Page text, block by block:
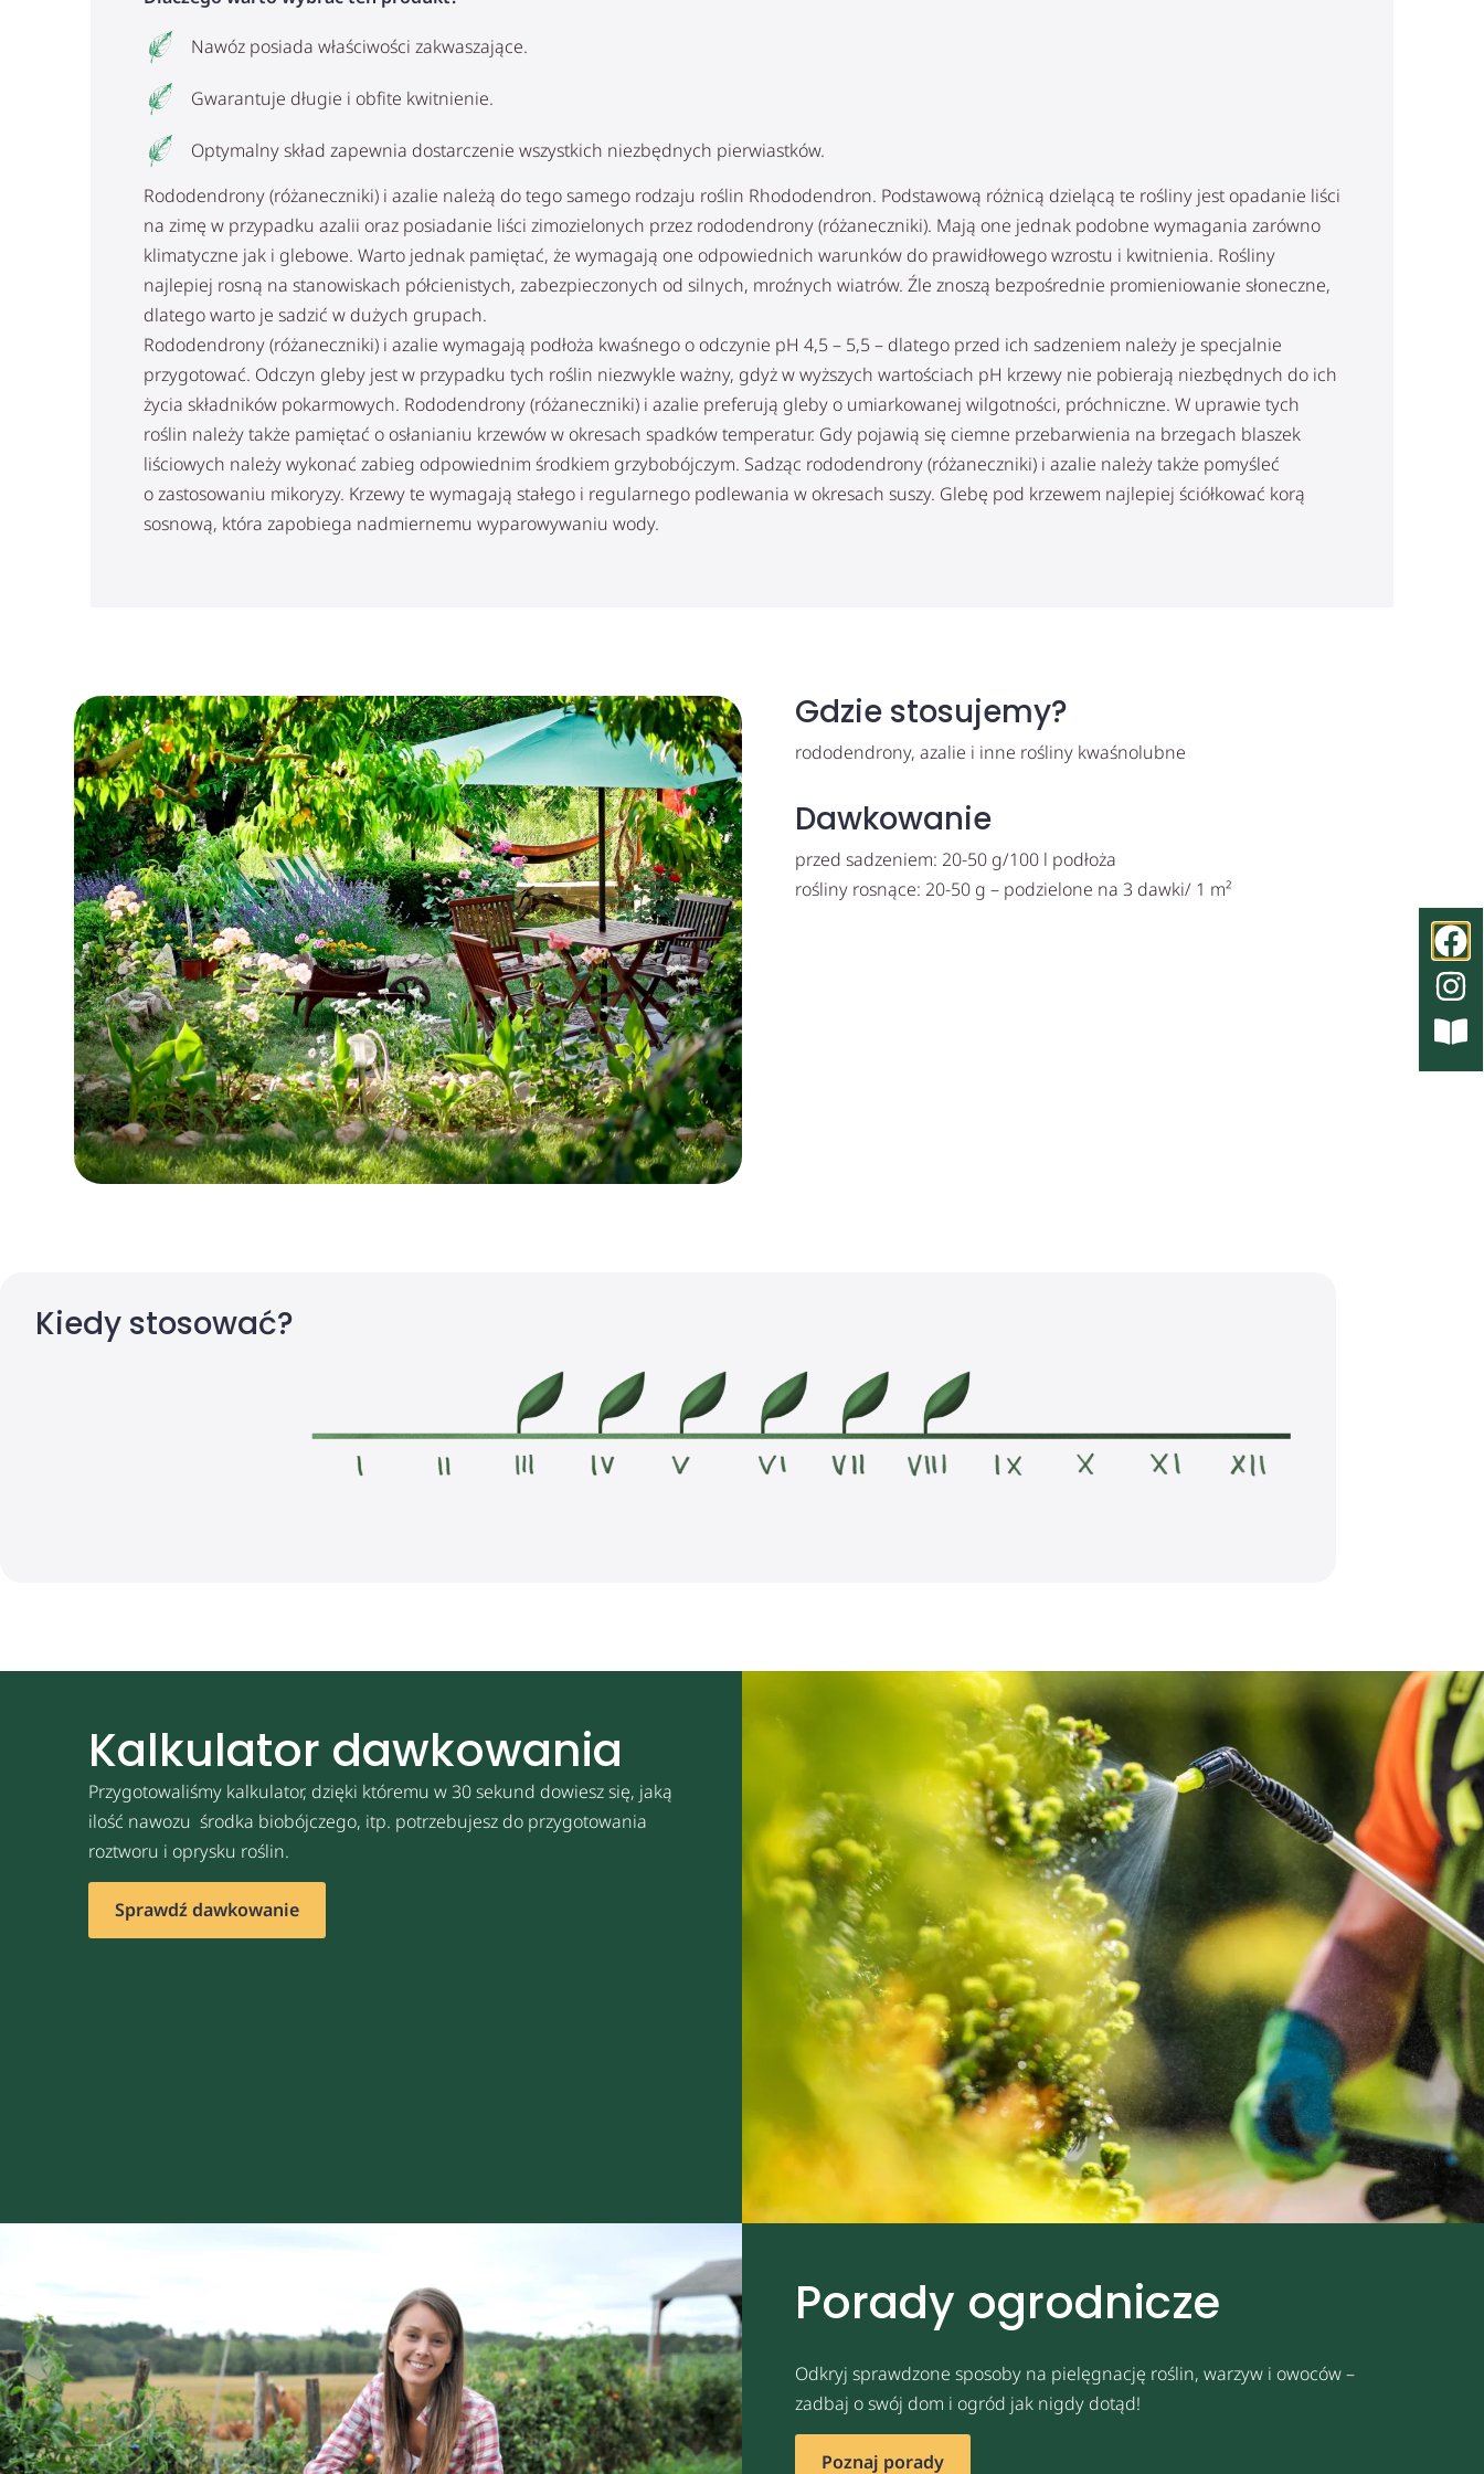
Nawóz posiada właściwości zakwaszające.
Gwarantuje długie i obfite kwitnienie.
Optymalny skład zapewnia dostarczenie wszystkich niezbędnych pierwiastków.
Rododendrony (różaneczniki) i azalie należą do tego samego rodzaju roślin Rhododendron. Podstawową różnicą dzielącą te rośliny jest opadanie liści
na zimę w przypadku azalii oraz posiadanie liści zimozielonych przez rododendrony (różaneczniki). Mają one jednak podobne wymagania zarówno
klimatyczne jak i glebowe. Warto jednak pamiętać, że wymagają one odpowiednich warunków do prawidłowego wzrostu i kwitnienia. Rośliny
najlepiej rosną na stanowiskach półcienistych, zabezpieczonych od silnych, mroźnych wiatrów. Źle znoszą bezpośrednie promieniowanie słoneczne,
dlatego warto je sadzić w dużych grupach.
Rododendrony (różaneczniki) i azalie wymagają podłoża kwaśnego o odczynie pH 4,5 – 5,5 – dlatego przed ich sadzeniem należy je specjalnie
przygotować. Odczyn gleby jest w przypadku tych roślin niezwykle ważny, gdyż w wyższych wartościach pH krzewy nie pobierają niezbędnych do ich
życia składników pokarmowych. Rododendrony (różaneczniki) i azalie preferują gleby o umiarkowanej wilgotności, próchniczne. W uprawie tych
roślin należy także pamiętać o osłanianiu krzewów w okresach spadków temperatur. Gdy pojawią się ciemne przebarwienia na brzegach blaszek
liściowych należy wykonać zabieg odpowiednim środkiem grzybobójczym. Sadząc rododendrony (różaneczniki) i azalie należy także pomyśleć
o zastosowaniu mikoryzy. Krzewy te wymagają stałego i regularnego podlewania w okresach suszy. Glebę pod krzewem najlepiej ściółkować korą
sosnową, która zapobiega nadmiernemu wyparowywaniu wody.
Gdzie stosujemy?
rododendrony, azalie i inne rośliny kwaśnolubne
Dawkowanie
przed sadzeniem: 20-50 g/100 l podłoża
rośliny rosnące: 20-50 g – podzielone na 3 dawki/ 1 m²
Kiedy stosować?
Kalkulator dawkowania
Przygotowaliśmy kalkulator, dzięki któremu w 30 sekund dowiesz się, jaką
ilość nawozu środka biobójczego, itp. potrzebujesz do przygotowania
roztworu i oprysku roślin.
Sprawdź dawkowanie
Porady ogrodnicze
Odkryj sprawdzone sposoby na pielęgnację roślin, warzyw i owoców –
zadbaj o swój dom i ogród jak nigdy dotąd!
Poznaj porady